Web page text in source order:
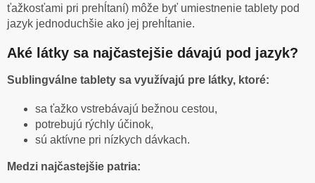
ťažkosťami pri prehĺtaní) môže byť umiestnenie tablety pod
jazyk jednoduchšie ako jej prehĺtanie.
Aké látky sa najčastejšie dávajú pod jazyk?
Sublingválne tablety sa využívajú pre látky, ktoré:
sa ťažko vstrebávajú bežnou cestou,
potrebujú rýchly účinok,
sú aktívne pri nízkych dávkach.
Medzi najčastejšie patria: